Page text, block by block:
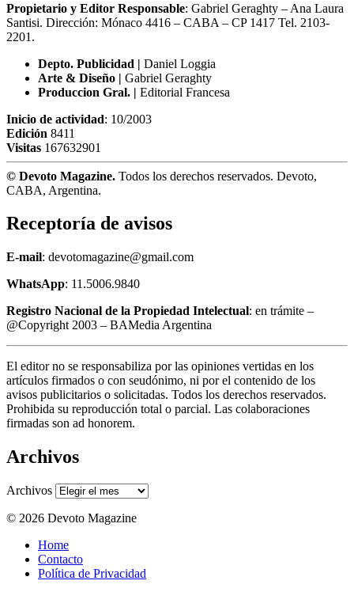
Propietario y Editor Responsable: Gabriel Geraghty – Ana Laura
Santisi. Dirección: Mónaco 4416 – CABA – CP 1417 Tel. 2103-
2201.
Depto. Publicidad | Daniel Loggia
Arte & Diseño | Gabriel Geraghty
Produccion Gral. | Editorial Francesa
Inicio de actividad: 10/2003
Edición 8411
Visitas 167632901
© Devoto Magazine. Todos los derechos reservados. Devoto,
CABA, Argentina.
Receptoría de avisos
E-mail: devotomagazine@gmail.com
WhatsApp: 11.5006.9840
Registro Nacional de la Propiedad Intelectual: en trámite –
@Copyright 2003 – BAMedia Argentina
El editor no se responsabiliza por las opiniones vertidas en los
artículos firmados o con seudónimo, ni por el contenido de los
avisos publicitarios o solicitadas. Todos los derechos reservados.
Prohibida su reproducción total o parcial. Las colaboraciones
firmadas son ad honorem.
Archivos
Archivos
© 2026 Devoto Magazine
Home
Contacto
Política de Privacidad